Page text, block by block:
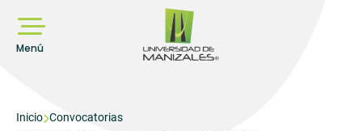
contenido
principal
Menú
Sobrescribir
Inicio Convocatorias